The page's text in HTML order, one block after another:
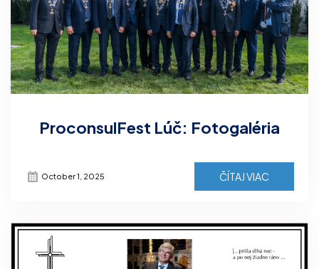
ProconsulFest Lúč: Fotogaléria
October 1, 2025 ČÍTAJ VIAC